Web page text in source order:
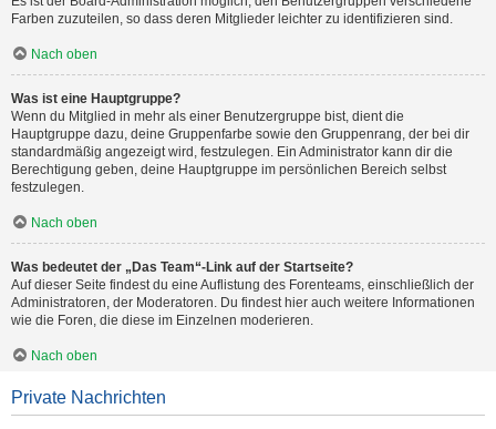
Farben zuzuteilen, so dass deren Mitglieder leichter zu identifizieren sind.
Nach oben
Was ist eine Hauptgruppe?
Wenn du Mitglied in mehr als einer Benutzergruppe bist, dient die
Hauptgruppe dazu, deine Gruppenfarbe sowie den Gruppenrang, der bei dir
standardmäßig angezeigt wird, festzulegen. Ein Administrator kann dir die
Berechtigung geben, deine Hauptgruppe im persönlichen Bereich selbst
festzulegen.
Nach oben
Was bedeutet der „Das Team“-Link auf der Startseite?
Auf dieser Seite findest du eine Auflistung des Forenteams, einschließlich der
Administratoren, der Moderatoren. Du findest hier auch weitere Informationen
wie die Foren, die diese im Einzelnen moderieren.
Nach oben
Private Nachrichten